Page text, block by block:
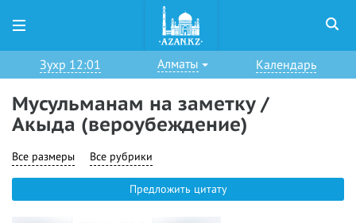
Зухр 12:01 Алматы Календарь
Мусульманам на заметку /
Акыда (вероубеждение)
Все размеры Все рубрики
Предложить цитату